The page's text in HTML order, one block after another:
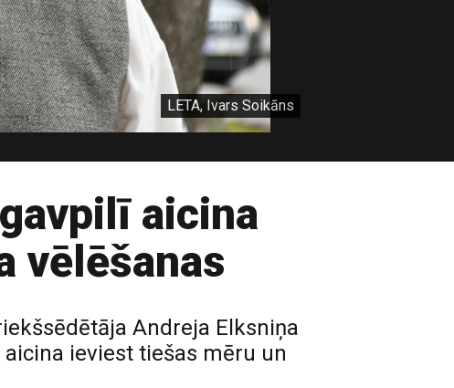
LETA, Ivars Soikāns
aicina
vēlēšanas
Andreja Elksniņa
ieviest tiešas mēru un